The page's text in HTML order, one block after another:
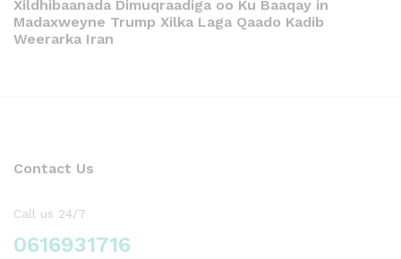
Xildhibaanada Dimuqraadiga oo Ku Baaqay in
Madaxweyne Trump Xilka Laga Qaado Kadib
Weerarka Iran
Contact Us
Call us 24/7
0616931716